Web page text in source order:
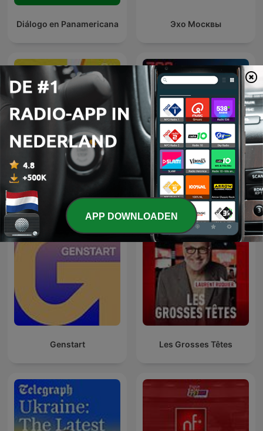
Diálogo en Panamericana Эхо Москвы
Thema des Tages
The Clement Manyathela
Show
Genstart Les Grosses Têtes
APP DOWNLOADEN